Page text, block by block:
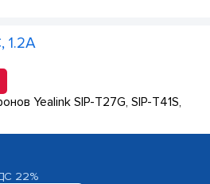
1.2A
Yealink SIP-T27G, SIP-T41S,
22%